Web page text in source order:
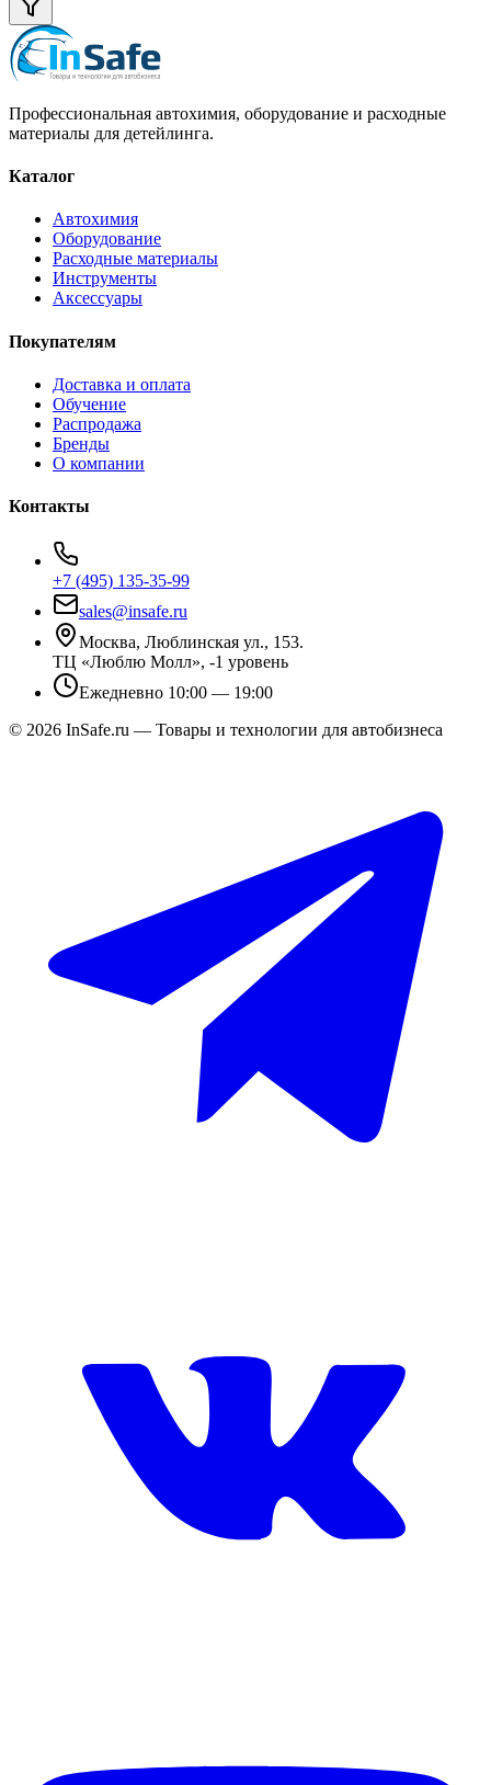
Профессиональная автохимия, оборудование и расходные
материалы для детейлинга.
Каталог
Автохимия
Оборудование
Расходные материалы
Инструменты
Аксессуары
Покупателям
Доставка и оплата
Обучение
Распродажа
Бренды
О компании
Контакты
+7 (495) 135-35-99
sales@insafe.ru
Москва, Люблинская ул., 153.
ТЦ «Люблю Молл», -1 уровень
Ежедневно 10:00 — 19:00
© 2026 InSafe.ru — Товары и технологии для автобизнеса